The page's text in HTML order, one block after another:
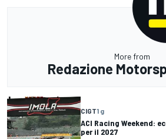
More from
Redazione
CIGT1 g
ACI Racing Weekend:
per il 2027